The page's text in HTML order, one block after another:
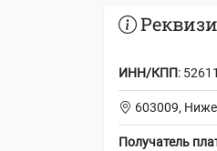
ИНН/КПП:
603009,
Получатель